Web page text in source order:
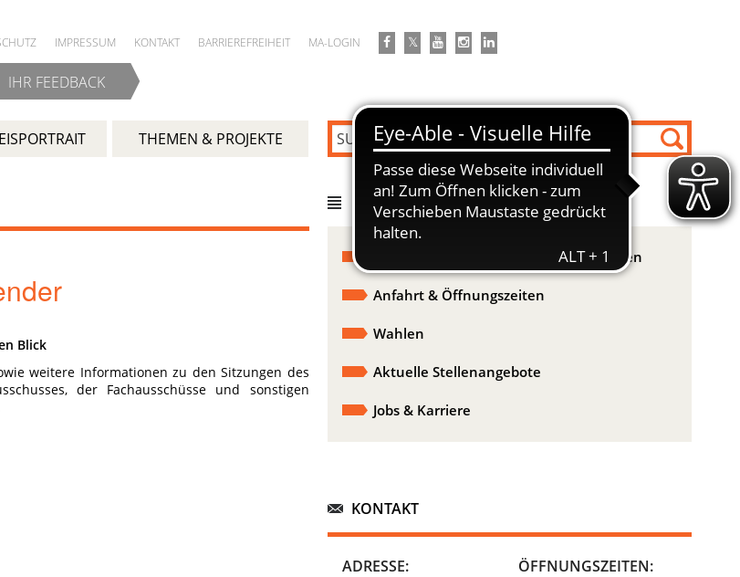
IMPRESSUM KONTAKT BARRIEREFREIHEIT MA-LOGIN
IHR FEEDBACK
THEMEN & PROJEKTE
Blick
weitere Informationen zu den Sitzungen des
der Fachausschüsse und sonstigen
DIREKT ZU
Ausschreibungen & Bekanntmachungen
Anfahrt & Öffnungszeiten
Wahlen
Aktuelle Stellenangebote
Jobs & Karriere
KONTAKT
ADRESSE: ÖFFNUNGSZEITEN: